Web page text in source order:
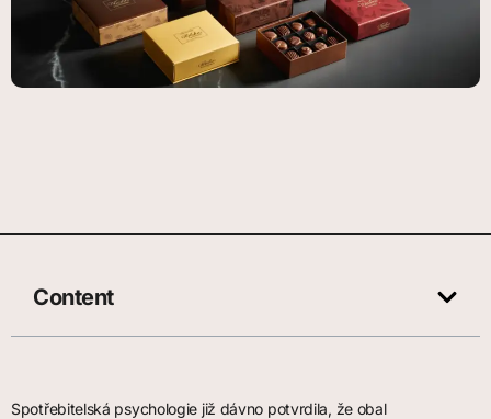
Content
Spotřebitelská psychologie již dávno potvrdila, že obal